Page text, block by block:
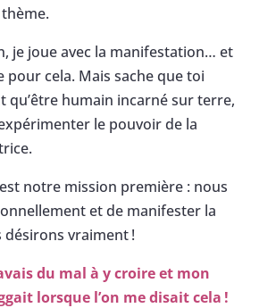
je joue avec la manifestation… et
pour cela. Mais sache que toi
qu’être humain incarné sur terre,
le pouvoir de la
notre mission première : nous
et de manifester la
désirons vraiment !
du mal à y croire et mon
lorsque l’on me disait cela !